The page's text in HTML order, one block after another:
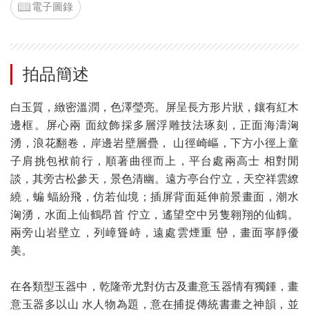
電子圖錄
拍品簡述
白玉質，緻密溫潤，色澤瑩亮。屏呈長方形片狀，鑲有紅木
邊框。屏心兩 面紋飾採多層浮雕技法琢刻，正面海濤洶
湧，浪花翻卷，岸邊岩壁層疊， 山徑崎嶇，下方小徑上童
子肩挑包袱前行，順著曲徑而上，平台處兩高士 相對閒
談，其旁古松參天，景色清幽。遠方亭台佇立，天空祥雲繚
繞，蝙 蝠紛飛，仿若仙境；插屏背面延伸前景畫面，潮水
洶湧，水面上仙鶴昂首 佇立，遙望空中另隻翱翔的仙鶴。
兩旁山岩壁立，列嶂聳峙，遠處雲煙重 巒，畫面寧靜優
美。
在各類型玉器中，乾隆帝尤對仿古及畫意玉器情有獨鍾，畫
意玉器多以山 水人物為題，意在捕捉傳統書畫之神韻，並